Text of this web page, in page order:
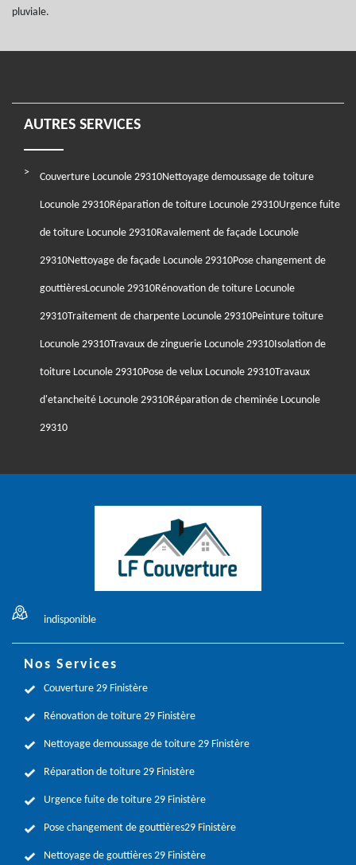
pluviale.
AUTRES SERVICES
Couverture Locunole 29310Nettoyage demoussage de toiture
Locunole 29310Réparation de toiture Locunole 29310Urgence fuite
de toiture Locunole 29310Ravalement de façade Locunole
29310Nettoyage de façade Locunole 29310Pose changement de
gouttièresLocunole 29310Rénovation de toiture Locunole
29310Traitement de charpente Locunole 29310Peinture toiture
Locunole 29310Travaux de zinguerie Locunole 29310Isolation de
toiture Locunole 29310Pose de velux Locunole 29310Travaux
d'etancheité Locunole 29310Réparation de cheminée Locunole
29310
indisponible
Nos Services
Couverture 29 Finistère
Rénovation de toiture 29 Finistère
Nettoyage demoussage de toiture 29 Finistère
Réparation de toiture 29 Finistère
Urgence fuite de toiture 29 Finistère
Pose changement de gouttières29 Finistère
Nettoyage de gouttières 29 Finistère